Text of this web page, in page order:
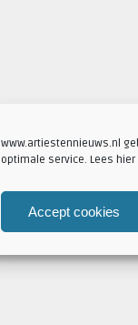
www.artiestennieuws.nl
optimale service. Lees
Accept cookies